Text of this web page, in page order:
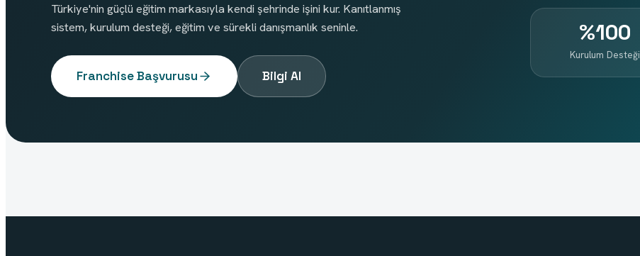
Türkiye'nin güçlü eğitim markasıyla kendi şehrinde işini kur. Kanıtlanmış
sistem, kurulum desteği, eğitim ve sürekli danışmanlık seninle.
Franchise Başvurusu Bilgi Al
%100
Kurulum Desteği